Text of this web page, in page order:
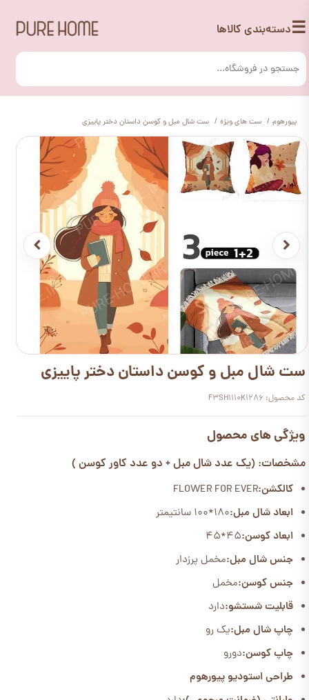
☰دسته‌بندی کالاها
پیورهوم ست های ویژه ست شال مبل و کوسن داستان دختر پاییزی
ست شال مبل و کوسن داستان دختر پاییزی
کد محصول: F3SH1110K1286
ویژگی های محصول
مشخصات: (یک عدد شال مبل + دو عدد کاور کوسن )
کالکشن:FLOWER FOR EVER
ابعاد شال مبل:۱۸۰*۱۰۰ سانتیمتر
ابعاد کوسن:45*45
جنس شال مبل:مخمل پرزدار
جنس کوسن:مخمل
قابلیت شستشو:دارد
چاپ شال مبل:یک رو
چاپ کوسن:دورو
طراحی استودیو پیورهوم